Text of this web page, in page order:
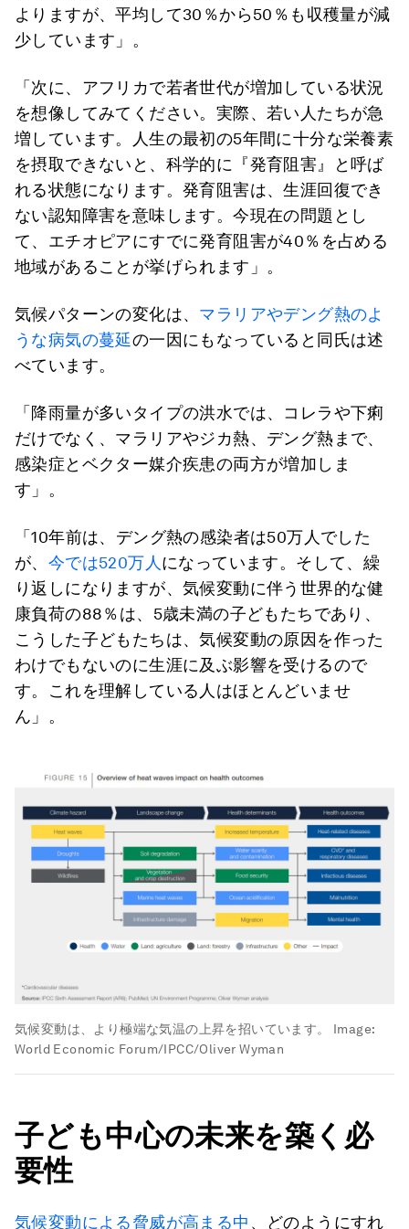
よりますが、平均して30％から50％も収穫量が減
少しています」。
「次に、アフリカで若者世代が増加している状況
を想像してみてください。実際、若い人たちが急
増しています。人生の最初の5年間に十分な栄養素
を摂取できないと、科学的に『発育阻害』と呼ば
れる状態になります。発育阻害は、生涯回復でき
ない認知障害を意味します。今現在の問題とし
て、エチオピアにすでに発育阻害が40％を占める
地域があることが挙げられます」。
気候パターンの変化は、 マラリアやデング熱のよ
うな病気の蔓延の一因にもなっていると同氏は述
べています。
「降雨量が多いタイプの洪水では、コレラや下痢
だけでなく、マラリアやジカ熱、デング熱まで、
感染症とベクター媒介疾患の両方が増加しま
す」。
「10年前は、デング熱の感染者は50万人でした
が、 今では520万人 になっています。そして、繰
り返しになりますが、気候変動に伴う世界的な健
康負荷の88％は、5歳未満の子どもたちであり、
こうした子どもたちは、気候変動の原因を作った
わけでもないのに生涯に及ぶ影響を受けるので
す。これを理解している人はほとんどいませ
ん」。
気候変動は、より極端な気温の上昇を招いています。
Image:
World Economic Forum/IPCC/Oliver Wyman
子ども中心の未来を築く必
要性
気候変動による脅威が高まる中 、どのようにすれ